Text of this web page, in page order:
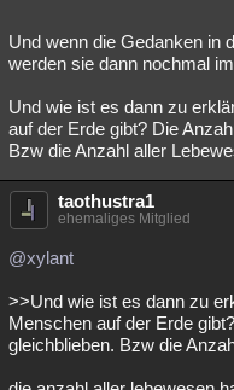
Und wenn die Gedanken in
werden sie dann nochmal
Und wie ist es dann zu
auf der Erde gibt? Die
Bzw die Anzahl aller
taothustra1
ehemaliges Mitglied
@xylant
>>Und wie ist es dann zu
Menschen auf der Erde
gleichblieben. Bzw die